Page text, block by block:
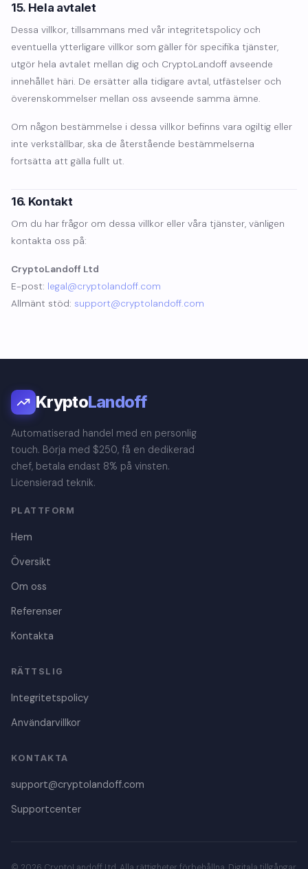
15. Hela avtalet
Dessa villkor, tillsammans med vår integritetspolicy och
eventuella ytterligare villkor som gäller för specifika tjänster,
utgör hela avtalet mellan dig och CryptoLandoff avseende
innehållet häri. De ersätter alla tidigare avtal, utfästelser och
överenskommelser mellan oss avseende samma ämne.
Om någon bestämmelse i dessa villkor befinns vara ogiltig eller
inte verkställbar, ska de återstående bestämmelserna
fortsätta att gälla fullt ut.
16. Kontakt
Om du har frågor om dessa villkor eller våra tjänster, vänligen
kontakta oss på:
CryptoLandoff Ltd
E-post: legal@cryptolandoff.com
Allmänt stöd: support@cryptolandoff.com
KryptoLandoff
Automatiserad handel med en personlig
touch. Börja med $250, få en dedikerad
chef, betala endast 8% på vinsten.
Licensierad teknik.
PLATTFORM
Hem
Översikt
Om oss
Referenser
Kontakta
RÄTTSLIG
Integritetspolicy
Användarvillkor
KONTAKTA
support@cryptolandoff.com
Supportcenter
Portuguese